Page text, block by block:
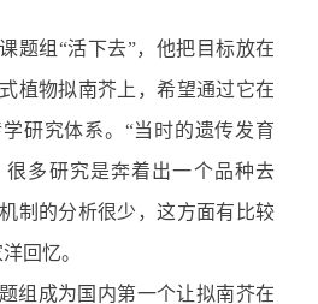
题组“活下去”，他把目标放在
植物拟南芥上，希望通过它在
研究体系。“当时的遗传发育
很多研究是奔着出一个品种去
制的分析很少，这方面有比较
回忆。
组成为国内第一个让拟南芥在